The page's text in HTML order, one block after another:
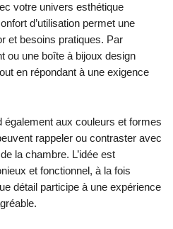
votre univers esthétique
d’utilisation permet une
et besoins pratiques. Par
ou une boîte à bijoux design
en répondant à une exigence
également aux couleurs et formes
rappeler ou contraster avec
la chambre. L’idée est
et fonctionnel, à la fois
détail participe à une expérience